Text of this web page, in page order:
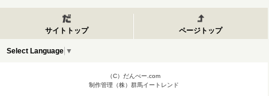
サイトトップ ページトップ
Select Language ▼
（C）だんべー.com
制作管理（株）群馬イートレンド